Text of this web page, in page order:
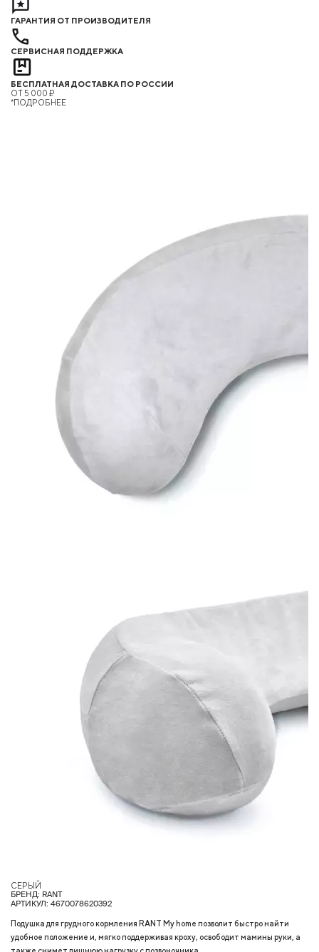
ГАРАНТИЯ ОТ ПРОИЗВОДИТЕЛЯ
СЕРВИСНАЯ ПОДДЕРЖКА
БЕСПЛАТНАЯ ДОСТАВКА ПО РОССИИ
ОТ 5 000 ₽
*ПОДРОБНЕЕ
СЕРЫЙ
БРЕНД: RANT
АРТИКУЛ: 4670078620392
Подушка для грудного кормления RANT My home позволит быстро найти
удобное положение и, мягко поддерживая кроху, освободит мамины руки, а